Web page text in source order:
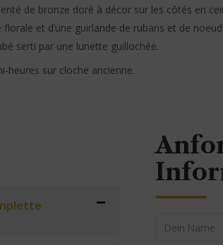
de bronze doré à décor sur les côtés en
et d’une guirlande de rubans et de
serti par une lunette guillochée.
heures sur cloche ancienne.